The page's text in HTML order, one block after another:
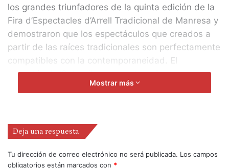
los grandes triunfadores de la quinta edición de la
Fira d’Espectacles d’Arrell Tradicional de Manresa y
demostraron que los espectáculos que creados a
partir de las raíces tradicionales son perfectamente
compatibles con la contemporaneidad. El
espectáculo ‘Sutargi’ que se estrenaba en
Catalunya, cuenta con la coreografía de Edu
Conservatori. Además de conseguir llenar la sala y
dejar en la calle a dos centenares de espectadores,
la compañía consiguió un clamoroso éxito de un
Mostrar más
Deja una respuesta
Tu dirección de correo electrónico no será publicada. Los campos
obligatorios están marcados con *